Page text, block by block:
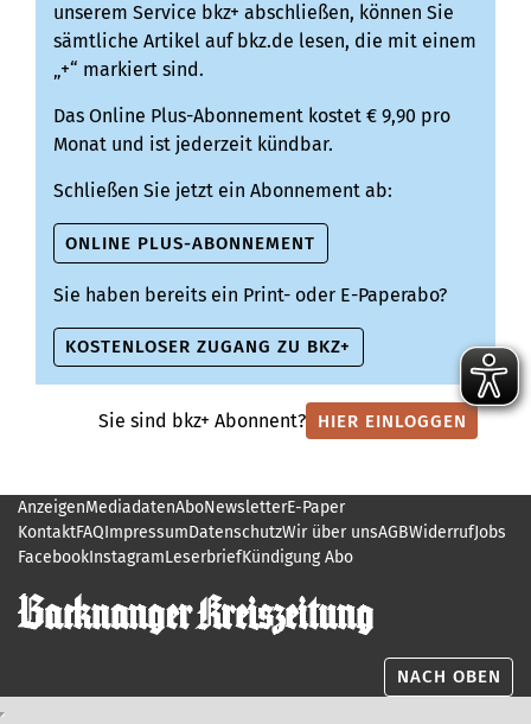
unserem Service bkz+ abschließen, können Sie
sämtliche Artikel auf bkz.de lesen, die mit einem
„+“ markiert sind.
Das Online Plus-Abonnement kostet € 9,90 pro
Monat und ist jederzeit kündbar.
Schließen Sie jetzt ein Abonnement ab:
ONLINE PLUS-ABONNEMENT
Sie haben bereits ein Print- oder E-Paperabo?
KOSTENLOSER ZUGANG ZU BKZ+
Sie sind bkz+ Abonnent? HIER EINLOGGEN
AnzeigenMediadatenAboNewsletterE-Paper
KontaktFAQImpressumDatenschutzWir über unsAGBWiderrufJobs
FacebookInstagramLeserbriefKündigung Abo
NACH OBEN